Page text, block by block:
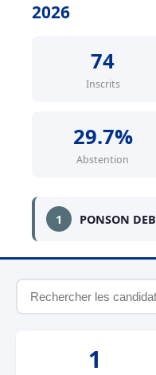
2026
74
Inscrits
29.7%
Abstention
1 PONSON
1